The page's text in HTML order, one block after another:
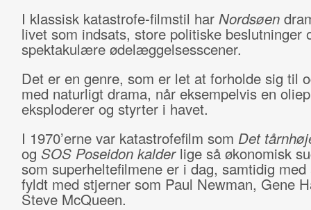
I klassisk katastrofe-filmstil har Nordsøen
livet som indsats, store politiske beslutninger
spektakulære ødelæggelsesscener.
Det er en genre, som er let at forholde sig til
med naturligt drama, når eksempelvis en
eksploderer og styrter i havet.
I 1970’erne var katastrofefilm som Det
og SOS Poseidon kalderlige så økonomisk
som superheltefilmene er i dag, samtidig med
fyldt med stjerner som Paul Newman, Gene
Steve McQueen.